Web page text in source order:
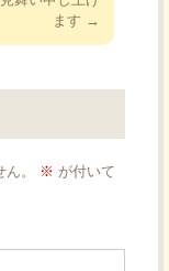
ます →
。 ※ が付いて